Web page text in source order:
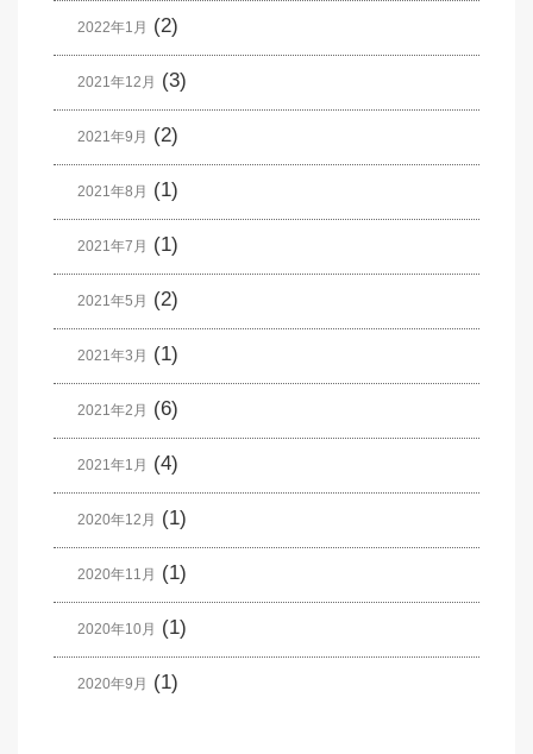
2022年1月 (2)
2021年12月 (3)
2021年9月 (2)
2021年8月 (1)
2021年7月 (1)
2021年5月 (2)
2021年3月 (1)
2021年2月 (6)
2021年1月 (4)
2020年12月 (1)
2020年11月 (1)
2020年10月 (1)
2020年9月 (1)